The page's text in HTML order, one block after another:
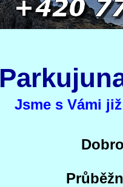
Jsme s Vámi